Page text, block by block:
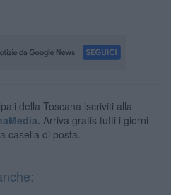
della Toscana iscriviti alla
Arriva gratis tutti i giorni
casella di posta.